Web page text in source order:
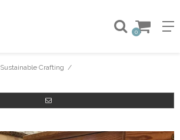
0
Sustainable Crafting /